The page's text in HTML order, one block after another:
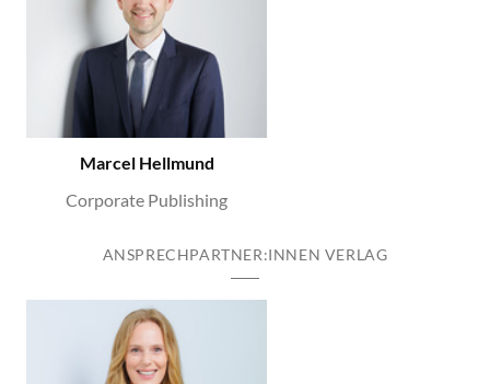
Marcel Hellmund
Corporate Publishing
ANSPRECHPARTNER:INNEN VERLAG